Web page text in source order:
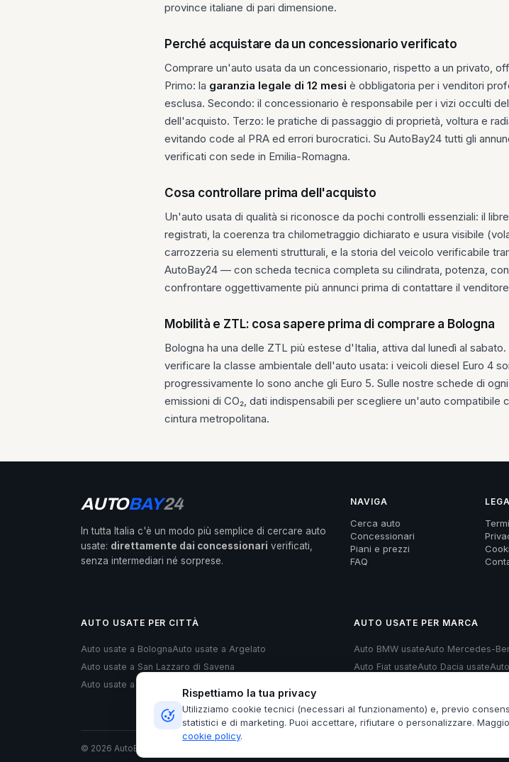
province italiane di pari dimensione.
Perché acquistare da un concessionario verificato
Comprare un'auto usata da un concessionario, rispetto a un privato,
Primo: la garanzia legale di 12 mesi è obbligatoria per i venditori
esclusa. Secondo: il concessionario è responsabile per i vizi occulti
dell'acquisto. Terzo: le pratiche di passaggio di proprietà, voltura e
evitando code al PRA ed errori burocratici. Su AutoBay24 tutti gli
verificati con sede in Emilia-Romagna.
Cosa controllare prima dell'acquisto
Un'auto usata di qualità si riconosce da pochi controlli essenziali: il
registrati, la coerenza tra chilometraggio dichiarato e usura visibile
carrozzeria su elementi strutturali, e la storia del veicolo verificabile
AutoBay24 — con scheda tecnica completa su cilindrata, potenza,
confrontare oggettivamente più annunci prima di contattare il
Mobilità e ZTL: cosa sapere prima di comprare a Bologna
Bologna ha una delle ZTL più estese d'Italia, attiva dal lunedì al
verificare la classe ambientale dell'auto usata: i veicoli diesel Euro 4
progressivamente lo sono anche gli Euro 5. Sulle nostre schede di
emissioni di CO₂, dati indispensabili per scegliere un'auto
cintura metropolitana.
AUTOBAY24
In tutta Italia c'è un modo più semplice di cercare auto
usate: direttamente dai concessionari verificati,
senza intermediari né sorprese.
NAVIGA
Cerca auto
Concessionari
Piani e prezzi
FAQ
AUTO USATE PER CITTÀ
Auto usate a BolognaAuto usate a Argelato
Auto usate a San Lazzaro di Savena
Auto usate a Villanova di Castenaso
AUTO USATE PER MARCA
Auto BMW usateAuto Mercedes-
Auto Fiat usateAuto Dacia usate
© 2026 AutoBay24 — by
Rispettiamo la tua privacy
Utilizziamo cookie tecnici (necessari al funzionamento) e, previo
statistici e di marketing. Puoi accettare, rifiutare o personalizzare.
cookie policy.